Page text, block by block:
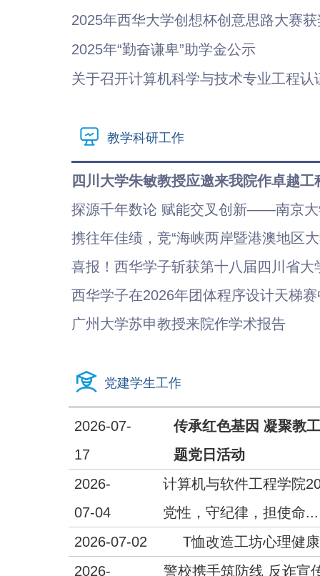
2025年西华大学创想杯创意思路大赛
2025年“勤奋谦卑”助学金公示
关于召开计算机科学与技术专业工程认
教学科研工作
四川大学朱敏教授应邀来我院作卓越
探源千年数论 赋能交叉创新——南京
携往年佳绩，竞“海峡两岸暨港澳地区
喜报！西华学子斩获第十八届四川省
西华学子在2026年团体程序设计天梯
广州大学苏申教授来院作学术报告
党建学生工作
2026-07-
17
传承红色基因 凝聚教
题党日活动
2026-
07-04
计算机与软件工程学院
党性，守纪律，担使命...
2026-07-02
T恤改造工坊心理健
2026-
警校携手筑防线 反诈